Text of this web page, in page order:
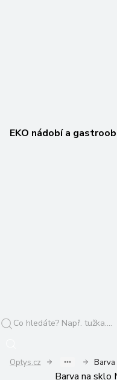
EKO nádobí a
Optys.cz